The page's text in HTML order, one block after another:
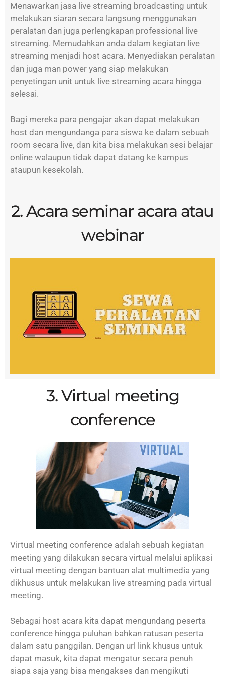
Menawarkan jasa live streaming broadcasting untuk
melakukan siaran secara langsung menggunakan
peralatan dan juga perlengkapan professional live
streaming. Memudahkan anda dalam kegiatan live
streaming menjadi host acara. Menyediakan peralatan
dan juga man power yang siap melakukan
penyetingan unit untuk live streaming acara hingga
selesai.
Bagi mereka para pengajar akan dapat melakukan
host dan mengundanga para siswa ke dalam sebuah
room secara live, dan kita bisa melakukan sesi belajar
online walaupun tidak dapat datang ke kampus
ataupun kesekolah.
2. Acara seminar acara atau
webinar
3. Virtual meeting
conference
Virtual meeting conference adalah sebuah kegiatan
meeting yang dilakukan secara virtual melalui aplikasi
virtual meeting dengan bantuan alat multimedia yang
dikhusus untuk melakukan live streaming pada virtual
meeting.
Sebagai host acara kita dapat mengundang peserta
conference hingga puluhan bahkan ratusan peserta
dalam satu panggilan. Dengan url link khusus untuk
dapat masuk, kita dapat mengatur secara penuh
siapa saja yang bisa mengakses dan mengikuti